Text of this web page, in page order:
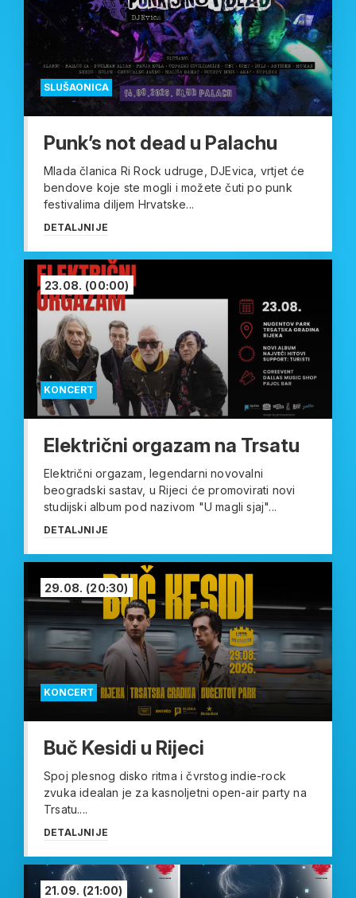
SLUŠAONICA
Punk’s not dead u Palachu
Mlada članica Ri Rock udruge, DJEvica, vrtjet će
bendove koje ste mogli i možete čuti po punk
festivalima diljem Hrvatske...
DETALJNIJE
KONCERT
23.08. (00:00)
Električni orgazam na Trsatu
Električni orgazam, legendarni novovalni
beogradski sastav, u Rijeci će promovirati novi
studijski album pod nazivom "U magli sjaj"...
DETALJNIJE
KONCERT
29.08. (20:30)
Buč Kesidi u Rijeci
Spoj plesnog disko ritma i čvrstog indie-rock
zvuka idealan je za kasnoljetni open-air party na
Trsatu....
DETALJNIJE
21.09. (21:00)